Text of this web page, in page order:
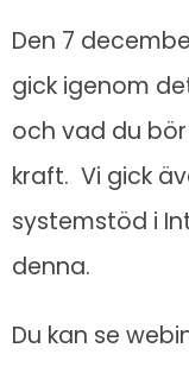
Den 7
gick igenom
och vad du
kraft. Vi gick
systemstöd i
denna.
Du kan se